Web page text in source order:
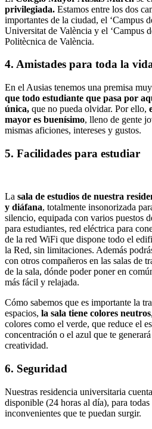
privilegiada. Estamos entre los dos
importantes de la ciudad, el ‘Campus
Universitat de València y el ‘Campus
Politècnica de València.
4. Amistades para toda la
En el Ausias tenemos una premisa
que todo estudiante que pasa por
única, que no pueda olvidar. Por ello,
mayor es buenísimo, lleno de gente
mismas aficiones, intereses y gustos.
5. Facilidades para estudiar
La sala de estudios de nuestra
y diáfana, totalmente insonorizada
silencio, equipada con varios puestos
para estudiantes, red eléctrica para
de la red WiFi que dispone todo el
la Red, sin limitaciones. Además
con otros compañeros en las salas de
de la sala, dónde poder poner en
más fácil y relajada.
Cómo sabemos que es importante la
espacios, la sala tiene colores neutros
colores como el verde, que reduce el
concentración o el azul que te
creatividad.
6. Seguridad
Nuestras residencia universitaria
disponible (24 horas al día), para todas
inconvenientes que te puedan surgir.